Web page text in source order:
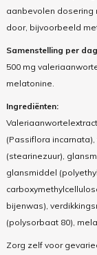
aanbevolen dosering
door, bijvoorbeeld
Samenstelling per
500 mg
melatonine.
Ingrediënten:
(Passiflora
(stearinezuur),
glansmiddel
bijenwas),
(polysorbaat 80),
Zorg zelf voor